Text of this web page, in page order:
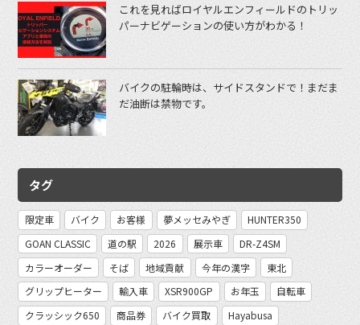
これを見ればロイヤルエンフィールドのトリッ
パーナビゲーションの使い方がわかる！
バイクの駐輪時は、サイドスタンドで！まだま
だ油断は禁物です。
タグ
限定車 バイク お客様 夢メッセみやぎ
HUNTER350
GOAN CLASSIC
道の駅 2026 展示車
DR-Z4SM
カラーオーダー
そば 地域貢献 今年の漢字
東北
グリップヒーター
輸入車 XSR900GP お年玉
自転車
クラッシック650
商品券 バイク買取
Hayabusa